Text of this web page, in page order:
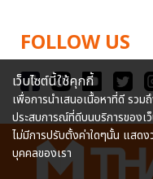
FOLLOW US
เว็บไซต์นี้ใช้คุกกี้
เพื่อการนำเสนอเนื้อหาที่ดี รว
ประสบการณ์ที่ดีบนบริการของเ
ไม่มีการปรับตั้งค่าใดๆนั้น แสด
บุคคลของเรา